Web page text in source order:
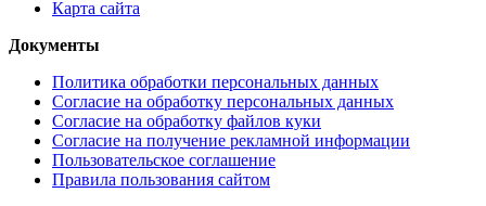
Карта сайта
Документы
Политика обработки персональных данных
Согласие на обработку персональных данных
Согласие на обработку файлов куки
Согласие на получение рекламной информации
Пользовательское соглашение
Правила пользования сайтом